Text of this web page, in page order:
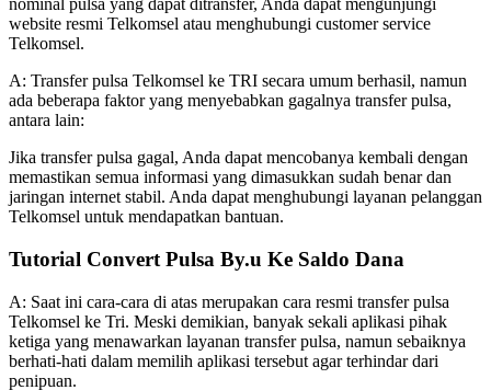
nominal pulsa yang dapat ditransfer, Anda dapat mengunjungi
website resmi Telkomsel atau menghubungi customer service
Telkomsel.
A: Transfer pulsa Telkomsel ke TRI secara umum berhasil, namun
ada beberapa faktor yang menyebabkan gagalnya transfer pulsa,
antara lain:
Jika transfer pulsa gagal, Anda dapat mencobanya kembali dengan
memastikan semua informasi yang dimasukkan sudah benar dan
jaringan internet stabil. Anda dapat menghubungi layanan pelanggan
Telkomsel untuk mendapatkan bantuan.
Tutorial Convert Pulsa By.u Ke Saldo Dana
A: Saat ini cara-cara di atas merupakan cara resmi transfer pulsa
Telkomsel ke Tri. Meski demikian, banyak sekali aplikasi pihak
ketiga yang menawarkan layanan transfer pulsa, namun sebaiknya
berhati-hati dalam memilih aplikasi tersebut agar terhindar dari
penipuan.